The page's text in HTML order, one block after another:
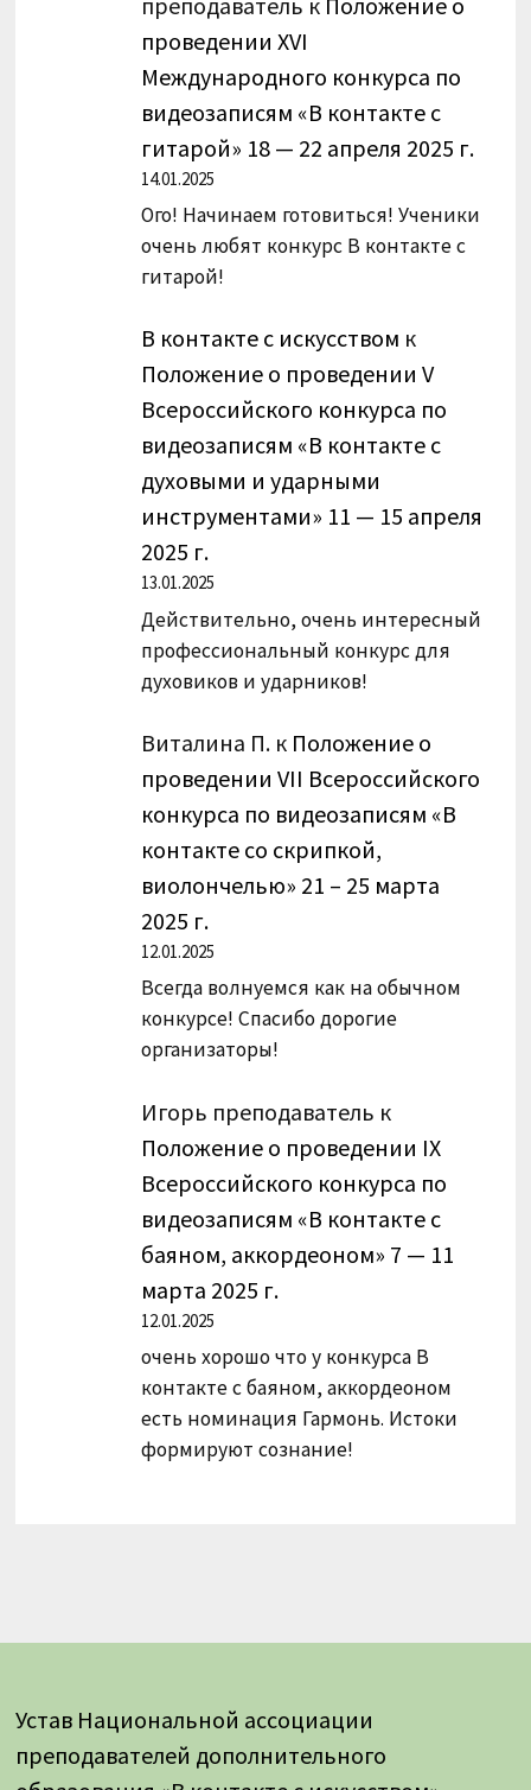
проведении XVI
Международного конкурса по
видеозаписям «В контакте с
гитарой» 18 — 22 апреля 2025 г.
14.01.2025
Ого! Начинаем готовиться! Ученики
очень любят конкурс В контакте с
гитарой!
В контакте с искусством к
Положение о проведении V
Всероссийского конкурса по
видеозаписям «В контакте с
духовыми и ударными
инструментами» 11 — 15 апреля
2025 г.
13.01.2025
Действительно, очень интересный
профессиональный конкурс для
духовиков и ударников!
Виталина П. к Положение о
проведении VII Всероссийского
конкурса по видеозаписям «В
контакте со скрипкой,
виолончелью» 21 – 25 марта
2025 г.
12.01.2025
Всегда волнуемся как на обычном
конкурсе! Спасибо дорогие
организаторы!
Игорь преподаватель к
Положение о проведении IX
Всероссийского конкурса по
видеозаписям «В контакте с
баяном, аккордеоном» 7 — 11
марта 2025 г.
12.01.2025
очень хорошо что у конкурса В
контакте с баяном, аккордеоном
есть номинация Гармонь. Истоки
формируют сознание!
Устав Национальной ассоциации
преподавателей дополнительного